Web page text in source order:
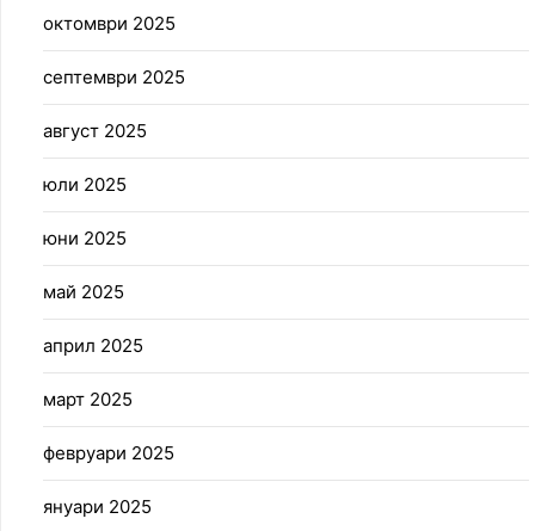
октомври 2025
септември 2025
август 2025
юли 2025
юни 2025
май 2025
април 2025
март 2025
февруари 2025
януари 2025